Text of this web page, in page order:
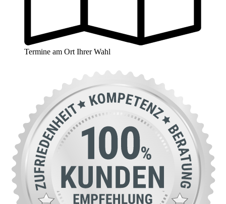
Termine am Ort Ihrer Wahl